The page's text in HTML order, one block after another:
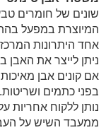
שונים של חומרים
המיוצרת במפעל
אחד היתרונות
ניתן לייצר את האבן
אם קונים אבן
בפני כתמים
נותן ללקוח אחריות
ממעבד השיש על